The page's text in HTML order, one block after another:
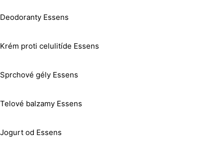
Deodoranty Essens
Krém proti celulitíde Essens
Sprchové gély Essens
Telové balzamy Essens
Jogurt od Essens